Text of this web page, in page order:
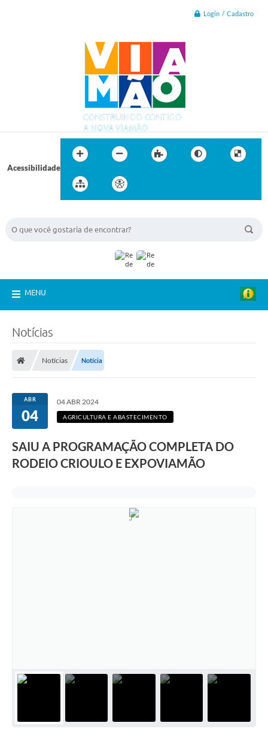
Login / Cadastro
Acessibilidade
MENU
Notícias
Notícias Notícia
ABR
04
04 ABR 2024
AGRICULTURA E ABASTECIMENTO
SAIU A PROGRAMAÇÃO COMPLETA DO
RODEIO CRIOULO E EXPOVIAMÃO